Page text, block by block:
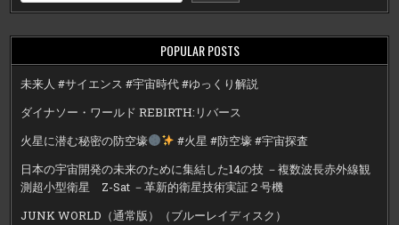
POPULAR POSTS
未来人 #サイエンス #宇宙時代 #ゆっくり解説
ダイナソー・ワールド REBIRTH:リバース
火星に潜む秘密の防空壕
#火星 #防空壕 #宇宙探査
日本の宇宙開発の未来のために集結した14の技 －複数波長赤外線観
測超小型衛星 Z-Sat －革新的衛星技術実証２号機
JUNK WORLD（通常版）（ブルーレイディスク）